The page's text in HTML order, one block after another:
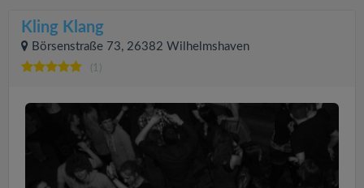
Kling Klang
Börsenstraße 73, 26382 Wilhelmshaven
(1)